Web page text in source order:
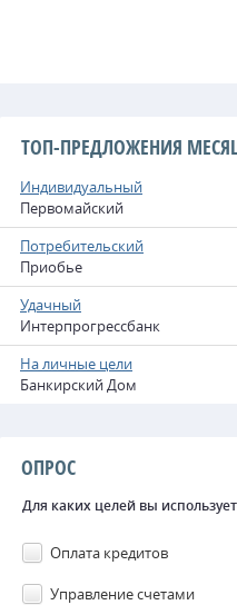
ТОП-ПРЕДЛОЖЕНИЯ
Индивидуальный
Первомайский
Потребительский
Приобье
Удачный
Интерпрогрессбанк
На личные цели
Банкирский Дом
ОПРОС
Для каких целей вы
Оплата кредитов
Управление счетами